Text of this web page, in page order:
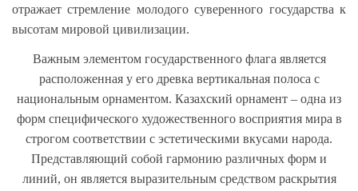
отражает стремление молодого суверенного государства к
высотам мировой цивилизации.
Важным элементом государственного флага является
расположенная у его древка вертикальная полоса с
национальным орнаментом. Казахский орнамент – одна из
форм специфического художественного восприятия мира в
строгом соответствии с эстетическими вкусами народа.
Представляющий собой гармонию различных форм и
линий, он является выразительным средством раскрытия